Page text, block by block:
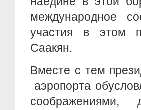
международное
участия в этом
Саакян.
Вместе с тем
аэропорта